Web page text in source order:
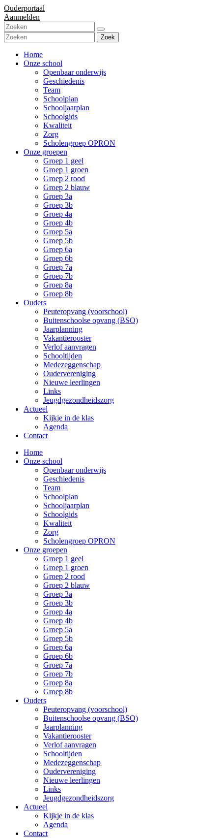
Ouderportaal
Aanmelden
Zoek
Home
Onze school
Openbaar onderwijs
Geschiedenis
Team
Schoolplan
Schooljaarplan
Schoolgids
Kwaliteit
Zorg
Scholengroep OPRON
Onze groepen
Groep 1 geel
Groep 1 groen
Groep 2 rood
Groep 2 blauw
Groep 3a
Groep 3b
Groep 4a
Groep 4b
Groep 5a
Groep 5b
Groep 6a
Groep 6b
Groep 7a
Groep 7b
Groep 8a
Groep 8b
Ouders
Peuteropvang (voorschool)
Buitenschoolse opvang (BSO)
Jaarplanning
Vakantierooster
Verlof aanvragen
Schooltijden
Medezeggenschap
Oudervereniging
Nieuwe leerlingen
Links
Jeugdgezondheidszorg
Actueel
Kijkje in de klas
Agenda
Contact
Home
Onze school
Openbaar onderwijs
Geschiedenis
Team
Schoolplan
Schooljaarplan
Schoolgids
Kwaliteit
Zorg
Scholengroep OPRON
Onze groepen
Groep 1 geel
Groep 1 groen
Groep 2 rood
Groep 2 blauw
Groep 3a
Groep 3b
Groep 4a
Groep 4b
Groep 5a
Groep 5b
Groep 6a
Groep 6b
Groep 7a
Groep 7b
Groep 8a
Groep 8b
Ouders
Peuteropvang (voorschool)
Buitenschoolse opvang (BSO)
Jaarplanning
Vakantierooster
Verlof aanvragen
Schooltijden
Medezeggenschap
Oudervereniging
Nieuwe leerlingen
Links
Jeugdgezondheidszorg
Actueel
Kijkje in de klas
Agenda
Contact